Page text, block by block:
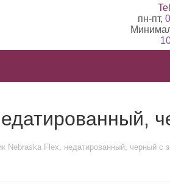
пн-пт,
Nebraska Flex, недатированный, черный с